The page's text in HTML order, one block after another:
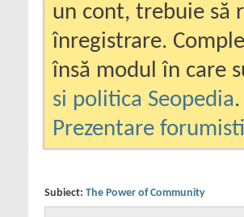
un cont, trebuie să
înregistrare.
însă modul în care
si politica Seopedia
Prezentare forumisti
Subiect: The Power of Community